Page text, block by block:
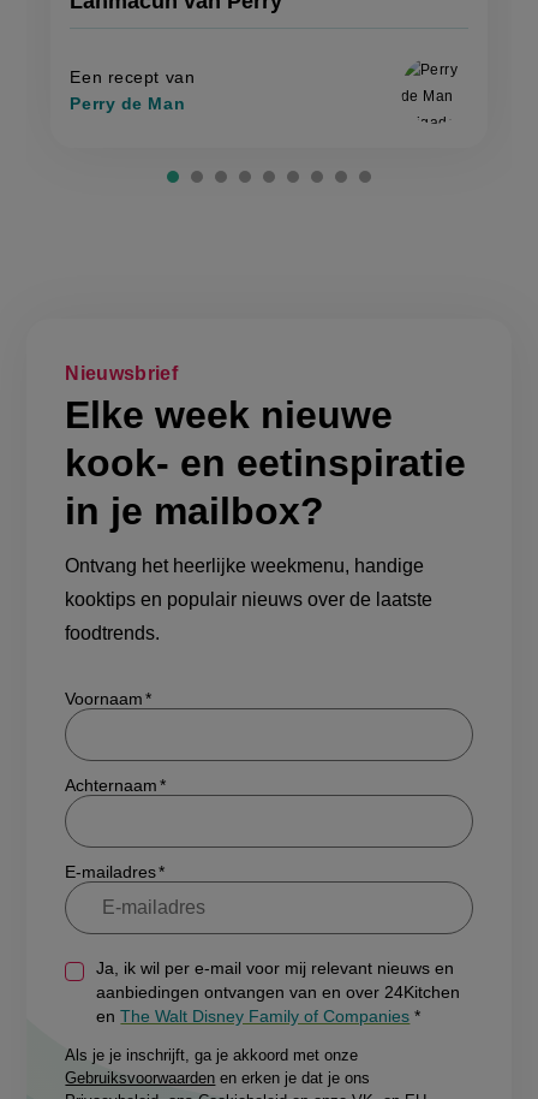
perry'
Een recept van
Perry de Man
recept
van
perry
Nieuwsbrief
Elke week nieuwe
kook- en eetinspiratie
in je mailbox?
Ontvang het heerlijke weekmenu, handige
kooktips en populair nieuws over de laatste
foodtrends.
Show/hide
Voornaam
Achternaam
E-mailadres
Ja, ik wil per e-mail voor mij relevant nieuws en
aanbiedingen ontvangen van en over 24Kitchen
enThe Walt Disney Family of Companies
Als je je inschrijft, ga je akkoord met onze
Gebruiksvoorwaarden en erken je dat je ons